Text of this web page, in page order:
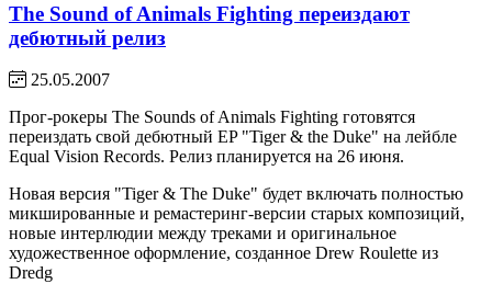
The Sound of Animals Fighting переиздают
дебютный релиз
25.05.2007
Прог-рокеры The Sounds of Animals Fighting готовятся
переиздать свой дебютный EP "Tiger & the Duke" на лейбле
Equal Vision Records. Релиз планируется на 26 июня.
Новая версия "Tiger & The Duke" будет включать полностью
микшированные и ремастеринг-версии старых композиций,
новые интерлюдии между треками и оригинальное
художественное оформление, созданное Drew Roulette из
Dredg